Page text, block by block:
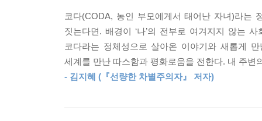
관객들이 눈을 동그랗게 뜨며 흥미를 보일 차례
의기양양하게 이어나갈 수 있는데, 당황스러웠
생각했다. 그래서 나는 내가 이야기꾼이라고,
다음 문장을 이어나갔다. 그러나 반응을 예측할
코다(CODA, 농인 부모에게서 태어난 자녀)라는
짓는다면. 배경이 ‘나’의 전부로 여겨지지 않는
코다라는 정체성으로 살아온 이야기와 새롭게
세계를 만난 따스함과 평화로움을 전한다. 내 주
- 김지혜 (『선량한 차별주의자』 저자)